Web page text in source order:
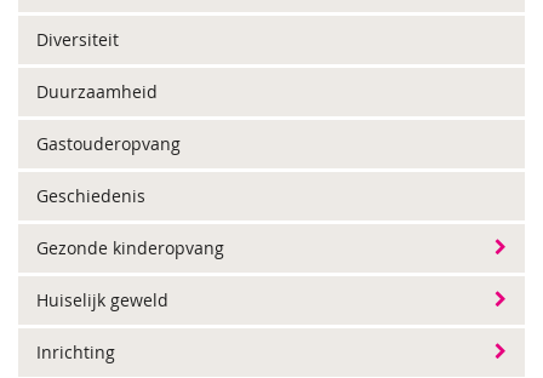
Diversiteit
Duurzaamheid
Gastouderopvang
Geschiedenis
Gezonde kinderopvang
Huiselijk geweld
Inrichting